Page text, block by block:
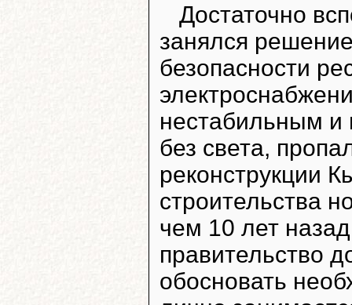
Достаточно
занялся
безопасности
нестабильным и
без света,
реконструкции
строительства
чем 10 лет
правительство
обосновать